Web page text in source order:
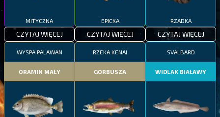
MITYCZNA
CZYTAJ WIĘCEJ
EPICKA
CZYTAJ WIĘCEJ
RZADKA
CZYTAJ WIĘCEJ
WYSPA PALAWAN
ORAMIN MAŁY
RZEKA KENAI
GORBUSZA
SVALBARD
WIDLAK BIAŁAWY